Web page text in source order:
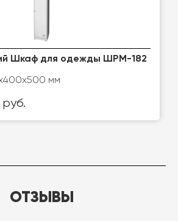
Шкаф для одежды ШРМ-182
мм
руб.
ОТЗЫВЫ